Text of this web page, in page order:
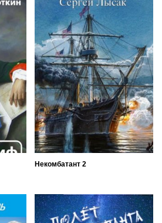
Некомбатант 2